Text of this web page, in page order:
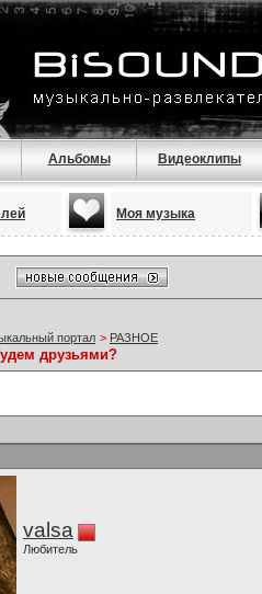
Альбомы Видеоклипы
Моя музыка
портал > РАЗНОЕ
друзьями?
valsa
Любитель